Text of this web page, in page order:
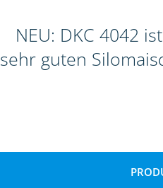
NEU: DKC 4042
sehr guten